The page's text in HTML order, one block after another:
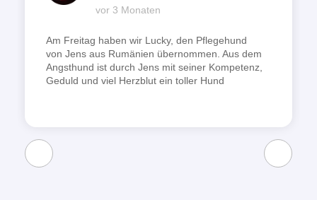
vor 3 Monaten
Am Freitag haben wir Lucky, den Pflegehund
von Jens aus Rumänien übernommen. Aus dem
Angsthund ist durch Jens mit seiner Kompetenz,
Geduld und viel Herzblut ein toller Hund
Tat zur Seite. Wir möchten uns nochmal von
Herzen bedanken für alles und wir werden uns